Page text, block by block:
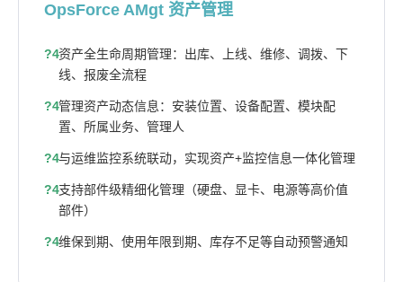
OpsForce AMgt 资产管理
资产全生命周期管理：出库、上线、维修、调拨、下
线、报废全流程
管理资产动态信息：安装位置、设备配置、模块配
置、所属业务、管理人
与运维监控系统联动，实现资产+监控信息一体化管理
支持部件级精细化管理（硬盘、显卡、电源等高价值
部件）
维保到期、使用年限到期、库存不足等自动预警通知